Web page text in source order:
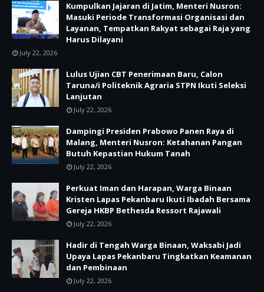
Kumpulkan Jajaran di Jatim, Menteri Nusron:
Masuki Periode Transformasi Organisasi dan
Layanan, Tempatkan Rakyat sebagai Raja yang
Harus Dilayani
July 22, 2026
Lulus Ujian CBT Penerimaan Baru, Calon
Taruna/i Politeknik Agraria STPN Ikuti Seleksi
Lanjutan
July 22, 2026
Dampingi Presiden Prabowo Panen Raya di
Malang, Menteri Nusron: Ketahanan Pangan
Butuh Kepastian Hukum Tanah
July 22, 2026
Perkuat Iman dan Harapan, Warga Binaan
Kristen Lapas Pekanbaru Ikuti Ibadah Bersama
Gereja HKBP Bethesda Ressort Rajawali
July 22, 2026
Hadir di Tengah Warga Binaan, Waksabi Jadi
Upaya Lapas Pekanbaru Tingkatkan Keamanan
dan Pembinaan
July 22, 2026